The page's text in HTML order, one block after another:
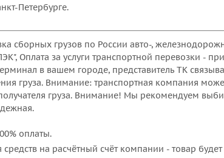
Петербурге.
сборных грузов по России авто-,
Оплата за услуги транспортной перевозки -
в вашем городе, представитель ТК
груза. Внимание: транспортная компания
груза. Внимание! Мы рекомендуем
оплаты.
на расчётный счёт компании - товар